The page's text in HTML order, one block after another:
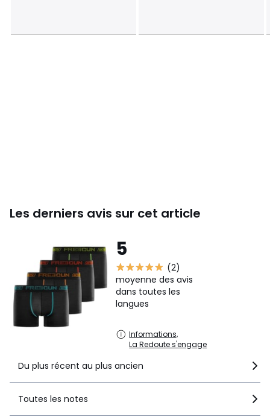
Les derniers avis sur cet article
5
(2)
moyenne des avis
dans toutes les
langues
Informations,
La Redoute s'engage
Du plus récent au plus ancien
Toutes les notes